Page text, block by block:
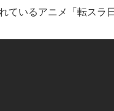
ているアニメ「転スラ